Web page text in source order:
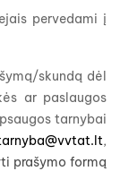
pervedami į
skundą dėl
ar paslaugos
tarnybai
,
prašymo formą